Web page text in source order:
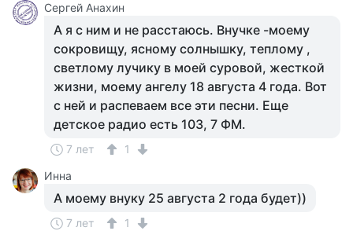
Сергей Анахин
А я с ним и не расстаюсь. Внучке -моему
сокровищу, ясному солнышку, теплому ,
светлому лучику в моей суровой, жесткой
жизни, моему ангелу 18 августа 4 года. Вот
с ней и распеваем все эти песни. Еще
детское радио есть 103, 7 ФМ.
7 лет
1
Инна
А моему внуку 25 августа 2 года будет))
7 лет
1